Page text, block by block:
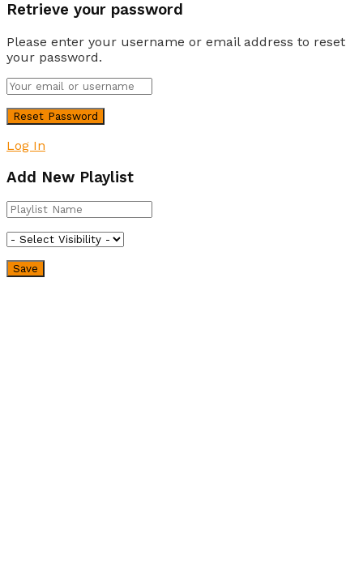
Retrieve your password
Please enter your username or email address to reset
your password.
Log In
Add New Playlist